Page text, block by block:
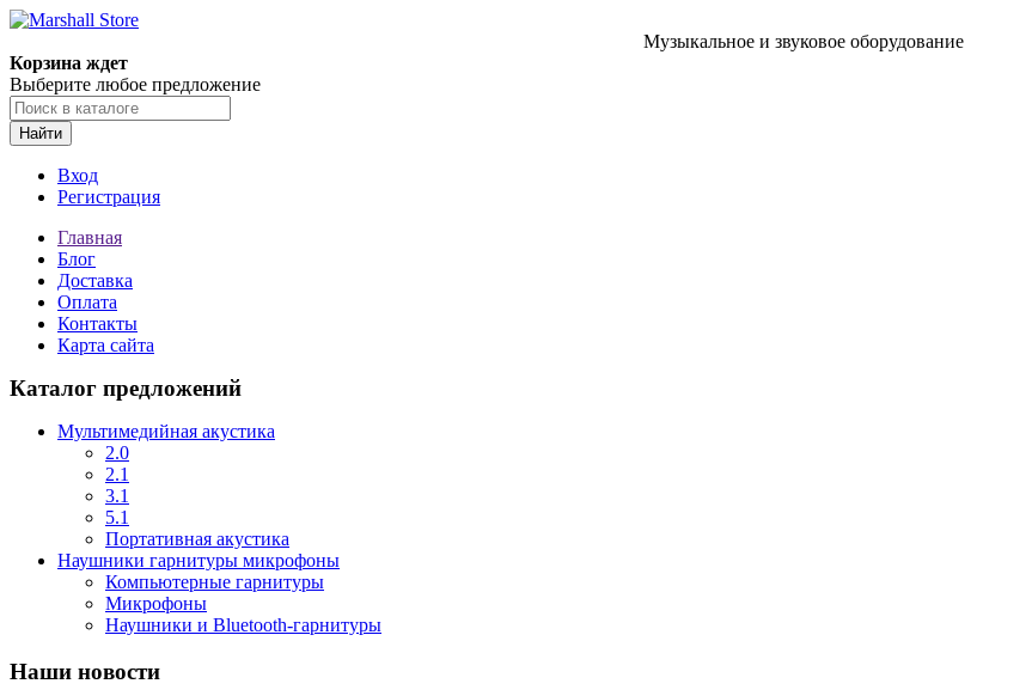
Музыкальное и звуковое оборудование
Корзина ждет
Выберите любое предложение
Найти
Вход
Регистрация
Главная
Блог
Доставка
Оплата
Контакты
Карта сайта
Каталог предложений
Мультимедийная акустика
2.0
2.1
3.1
5.1
Портативная акустика
Наушники гарнитуры микрофоны
Компьютерные гарнитуры
Микрофоны
Наушники и Bluetooth-гарнитуры
Наши новости